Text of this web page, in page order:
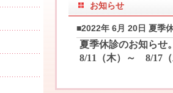
お知らせ
■2022年 6月 20日 夏季
夏季休診のお知
8/11（木）～ 8/17